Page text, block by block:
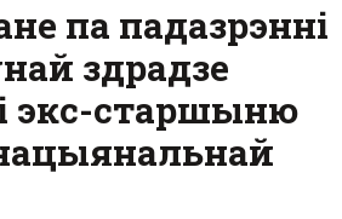
па падазрэнні
здрадзе
экс-старшыню